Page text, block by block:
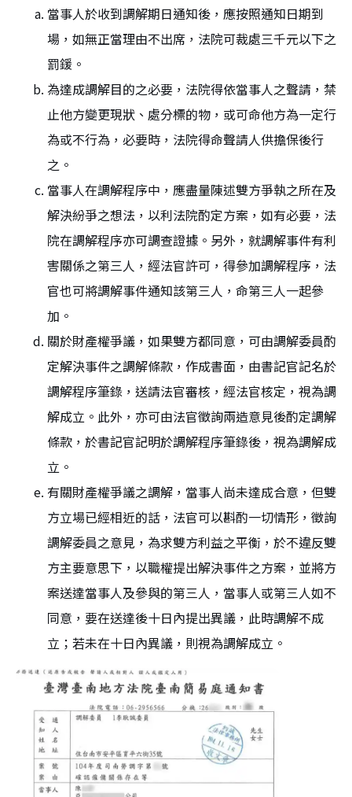
當事人於收到調解期日通知後，應按照通知日期到
場，如無正當理由不出席，法院可裁處三千元以下之
罰鍰。
為達成調解目的之必要，法院得依當事人之聲請，禁
止他方變更現狀、處分標的物，或可命他方為一定行
為或不行為，必要時，法院得命聲請人供擔保後行
之。
當事人在調解程序中，應盡量陳述雙方爭執之所在及
解決紛爭之想法，以利法院酌定方案，如有必要，法
院在調解程序亦可調查證據。另外，就調解事件有利
害關係之第三人，經法官許可，得參加調解程序，法
官也可將調解事件通知該第三人，命第三人一起參
加。
關於財產權爭議，如果雙方都同意，可由調解委員酌
定解決事件之調解條款，作成書面，由書記官記名於
調解程序筆錄，送請法官審核，經法官核定，視為調
解成立。此外，亦可由法官徵詢兩造意見後酌定調解
條款，於書記官記明於調解程序筆錄後，視為調解成
立。
有關財產權爭議之調解，當事人尚未達成合意，但雙
方立場已經相近的話，法官可以斟酌一切情形，徵詢
調解委員之意見，為求雙方利益之平衡，於不違反雙
方主要意思下，以職權提出解決事件之方案，並將方
案送達當事人及參與的第三人，當事人或第三人如不
同意，要在送達後十日內提出異議，此時調解不成
立；若未在十日內異議，則視為調解成立。